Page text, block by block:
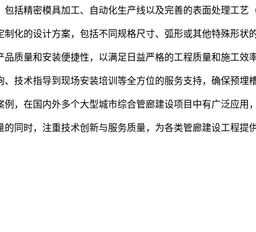
括精密模具加工、自动化生产线以及完善的表面处理工艺
化的设计方案，包括不同规格尺寸、弧形或其他特殊形状
质量和安装便捷性，以满足日益严格的工程质量和施工效率
技术指导到现场安装培训等全方位的服务支持，确保预埋
，在国内外多个大型城市综合管廊建设项目中有广泛应用
同时，注重技术创新与服务质量，为各类管廊建设工程提